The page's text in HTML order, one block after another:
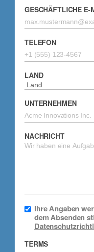
GESCHÄFTLICHE E-
TELEFON
LAND
UNTERNEHMEN
NACHRICHT
Ihre Angaben
dem Absenden
TERMS